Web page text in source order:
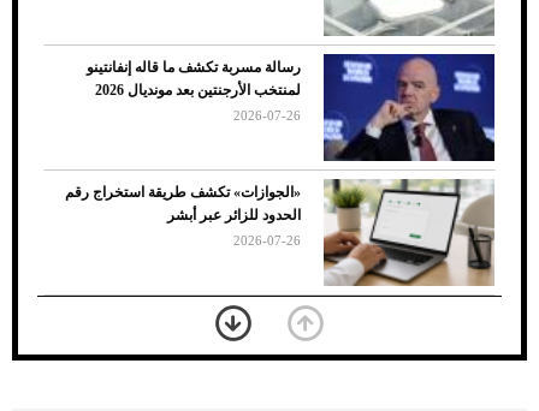
7 نصائح لاختيار لون البنطلون المناسب للقميص
الأسود
رسالة مسربة تكشف ما قاله إنفانتينو
لمنتخب الأرجنتين بعد مونديال 2026
2026-07-26
«الجوازات» تكشف طريقة استخراج رقم
الحدود للزائر عبر أبشر
2026-07-26
بعد 7 أشهر من تعرضه لحادث مروع.. جوشوا
يفوز على برينغا بـ"الضربة القاضية" (فيديو)
2026-07-26